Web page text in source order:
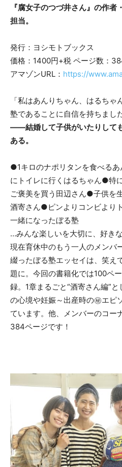
『腐女子のつづ井さん』の作
担当。
発行：ヨシモトブックス
価格：1400円+税 ページ数：
アマゾンURL： https://
「私はあんりちゃん、はるち
塾であることに自信を持ちました
――結婚して子供がいたりして
ある。
●1キロのナポリタンを食べる
にトイレに行くはるちゃん●特
ご褒美を買う田辺さん●子供を
酒寄さん●ピンよりコンビより
一緒になったぼる塾
…みんな楽しいを大切に、好き
現在育休中のもう一人のメンバ
綴ったぼる塾エッセイは、笑え
題に。今回の書籍化では100ペ
録。1章まるごと“酒寄さん編”
の心境や妊娠～出産時の㊙エピ
ています。他、メンバーのコー
384ページです！